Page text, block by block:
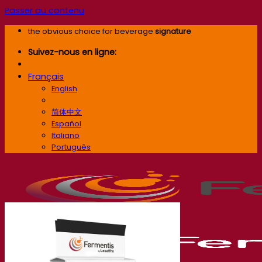
Passer au contenu
the obvious choice for beverage signature
Suivez-nous en ligne:
Français
English
简体中文
Español
Italiano
Português